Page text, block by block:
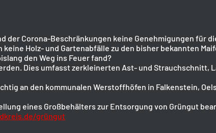
der Corona-Beschränkungen keine Genehmigungen für
keine Holz- und Gartenabfälle zu den bisher bekannten
den Weg ins Feuer fand?
Dies umfasst zerkleinerten Ast- und Strauchschnitt,
an den kommunalen Werstoffhöfen in Falkenstein,
eines Großbehälters zur Entsorgung von Grüngut
grüngut